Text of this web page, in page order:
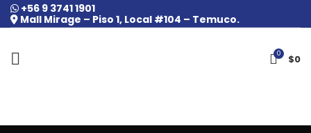
+56 9 3741 1901
Mall Mirage – Piso 1, Local #104 – Temuco.
0 $0